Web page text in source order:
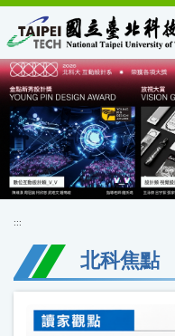
到
主
要
內
容
區
:::
北科焦點